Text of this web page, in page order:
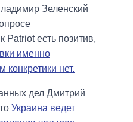
Зеленский
Patriot есть позитив,
именно
конкретики нет.
дел Дмитрий
Украина ведет